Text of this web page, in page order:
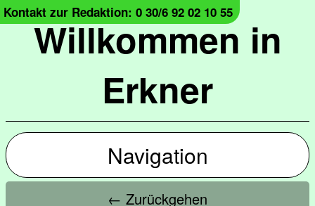
Willkommen in
Erkner
Kontakt zur Redaktion: 0 30/6 92 02 10 55
Navigation
← Zurückgehen